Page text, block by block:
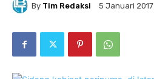
By Tim Redaksi 5 Januari 2017